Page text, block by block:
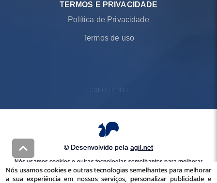
TERMOS E PRIVACIDADE
Política de Privacidade
Termos de uso
CRECI 26441J
© Desenvolvido pela agil.net
Nós usamos cookies e outras tecnologias semelhantes para melhorar
a sua experiência em nossos serviços, personalizar publicidade e
recomendar conteúdo de seu interesse. Ao utilizar nossos serviços,
Nós usamos cookies e outras tecnologias semelhantes para melhorar
a sua experiência em nossos serviços, personalizar publicidade e